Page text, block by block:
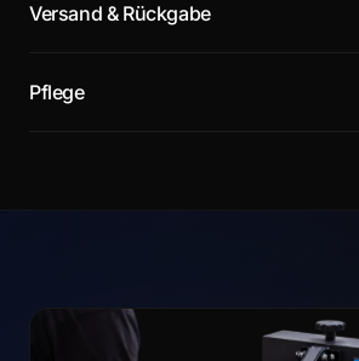
Versand & Rückgabe
Pflege